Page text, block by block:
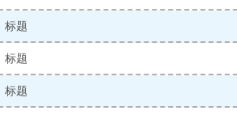
标题
标题
标题